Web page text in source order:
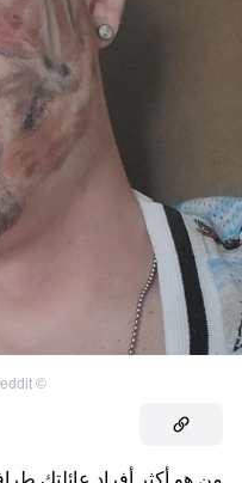
©